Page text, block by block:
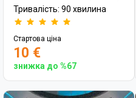
Тривалість: 90 хвилина
Стартова ціна
10 €
знижка до %67